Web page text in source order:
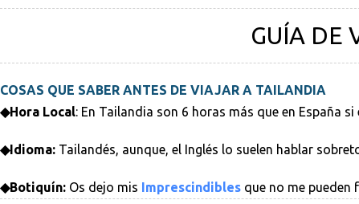
GUÍA DE
COSAS QUE SABER ANTES DE VIAJAR A TAILANDIA
◆Hora Local: En Tailandia son 6 horas más que en España
◆Idioma: Tailandés, aunque, el Inglés lo suelen hablar
◆Botiquín: Os dejo mis Imprescindibles que no me pueden